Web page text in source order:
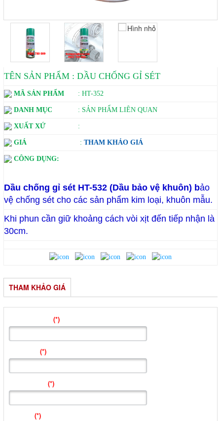
TÊN SẢN PHẨM : DẦU CHỐNG GỈ SÉT
MÃ SẢN PHẨM : HT-352
DANH MỤC : SẢN PHẨM LIÊN QUAN
XUẤT XỨ :
GIÁ : THAM KHẢO GIÁ
CÔNG DỤNG:
Dầu chống gỉ sét HT-532 (Dầu bảo vệ khuôn) bảo
vệ chống sét cho các sản phẩm kim loại, khuôn mẫu.
Khi phun cần giữ khoảng cách vòi xịt đến tiếp nhận là
30cm.
THAM KHẢO GIÁ
(*)
(*)
(*)
(*)